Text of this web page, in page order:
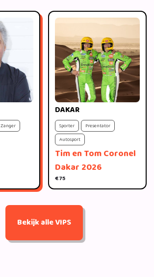
Zanger
Tim en Tom Coronel
Dakar 2026
DAKAR
€ 75
Sporter
Presentator
Autosport
Bekijk alle VIPS